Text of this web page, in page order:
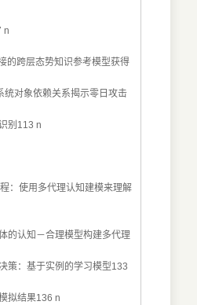
n
的跨层态势知识参考模型获得
统对象依赖关系揭示零日攻击
别113 n
：使用多代理认知建模来理解
的认知－合理模型构建多代理
策：基于实例的学习模型133
拟结果136 n